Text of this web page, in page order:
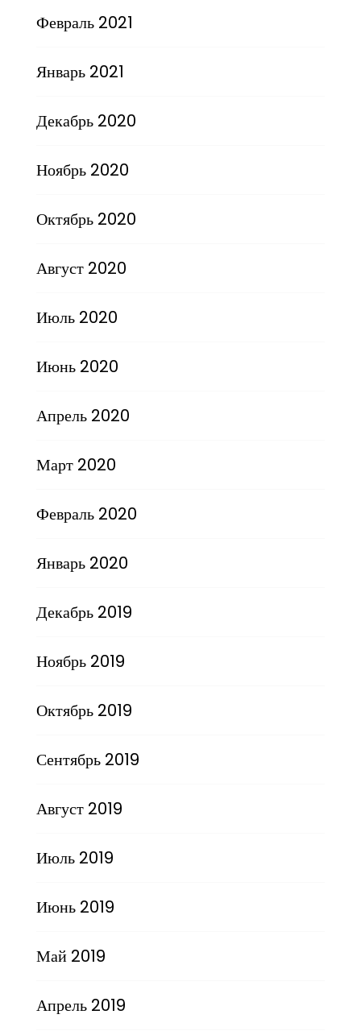
Февраль 2021
Январь 2021
Декабрь 2020
Ноябрь 2020
Октябрь 2020
Август 2020
Июль 2020
Июнь 2020
Апрель 2020
Март 2020
Февраль 2020
Январь 2020
Декабрь 2019
Ноябрь 2019
Октябрь 2019
Сентябрь 2019
Август 2019
Июль 2019
Июнь 2019
Май 2019
Апрель 2019